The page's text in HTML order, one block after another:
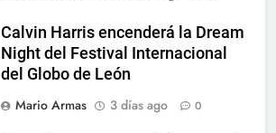
Calvin Harris encenderá la Dream
Night del Festival Internacional
del Globo de León
Mario Armas
3 días ago 0